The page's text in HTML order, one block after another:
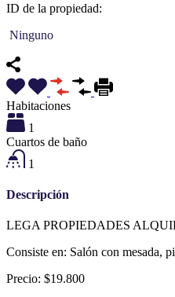
ID de la propiedad:
Ninguno
Habitaciones
1
Cuartos de baño
1
Descripción
LEGA PROPIEDADES
Consiste en: Salón con mesada,
Precio: $19.800